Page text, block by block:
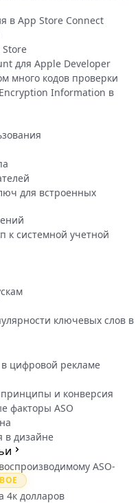
в App Store Connect
для Apple Developer
много кодов проверки
Information в
для встроенных
к системной учетной
ключевых слов в
цифровой рекламе
и конверсия
факторы ASO
в дизайне
ASO-
4к долларов